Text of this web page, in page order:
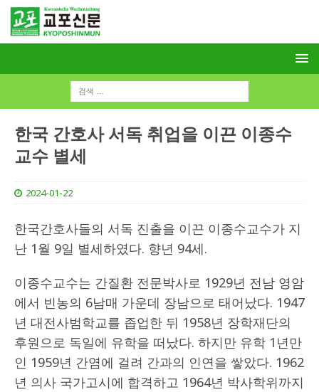
한국 간호사 서독 취업을 이끈 이종수
교수 별세
2024-01-22
한국간호사들의 서독 진출을 이끈 이종수교수가 지
난 1월 9일 별세하였다. 향년 94세.
이종수교수는 간질환 전문박사로 1929년 전남 영암
에서 빈농의 6남매 가운데 장남으로 태어났다. 1947
년 대전사범학교를 좁업한 뒤 1958년 장학재단의
후원으로 독일에 유학을 떠났다. 하지만 유학 1년만
인 1959년 간염에 걸려 간과의 인연을 쌓았다. 1962
년 의사 국가고시에 합격하고 1964년 박사학위까지